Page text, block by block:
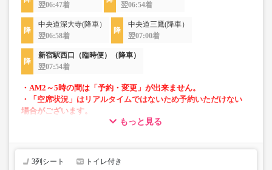
翌06:47着
翌06:54着
中央道深大寺(降車）
翌06:58着
中央道三鷹(降車）
翌07:00着
新宿駅西口（臨時便）（降車）
翌07:54着
・AM2～5時の間は「予約・変更」が出来ません。
・「空席状況」はリアルタイムではないため予約いただけない
場合がございます。
・車両は予告なく変更となる場合がございます。これに伴い、
じめご了承ください。
もっと見る
3列シート トイレ付き